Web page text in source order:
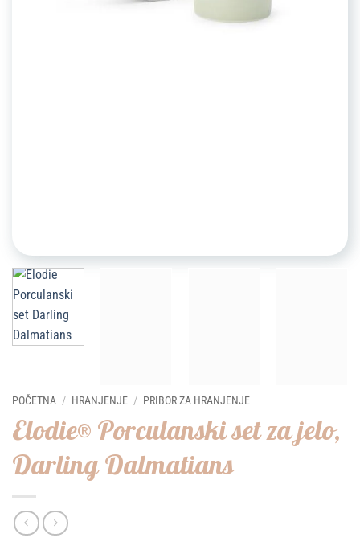
POČETNA / HRANJENJE / PRIBOR ZA HRANJENJE
Elodie® Porculanski set za jelo,
Darling Dalmatians